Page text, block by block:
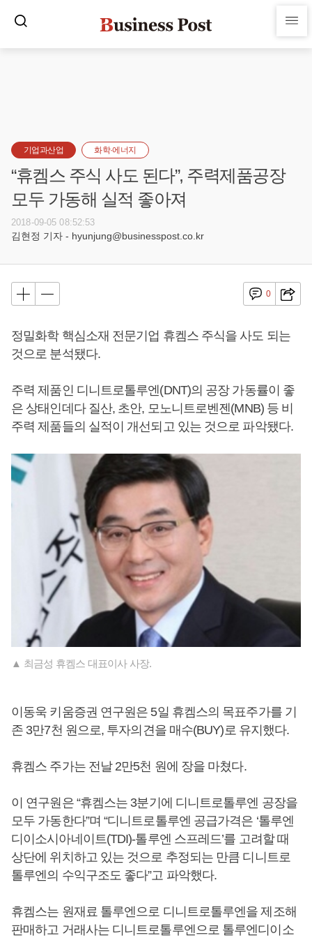
기업과산업 화학·에너지
“휴켐스 주식 사도 된다”, 주력제품공장
모두 가동해 실적 좋아져
2018-09-05 08:52:53
김현정 기자 - hyunjung@businesspost.co.kr
0
정밀화학 핵심소재 전문기업 휴켐스 주식을 사도 되는
것으로 분석됐다.
주력 제품인 디니트로톨루엔(DNT)의 공장 가동률이 좋
은 상태인데다 질산, 초안, 모노니트로벤젠(MNB) 등 비
주력 제품들의 실적이 개선되고 있는 것으로 파악됐다.
▲ 최금성 휴켐스 대표이사 사장.
이동욱 키움증권 연구원은 5일 휴켐스의 목표주가를 기
존 3만7천 원으로, 투자의견을 매수(BUY)로 유지했다.
휴켐스 주가는 전날 2만5천 원에 장을 마쳤다.
이 연구원은 “휴켐스는 3분기에 디니트로톨루엔 공장을
모두 가동한다”며 “디니트로톨루엔 공급가격은 ‘톨루엔
디이소시아네이트(TDI)-톨루엔 스프레드’를 고려할 때
상단에 위치하고 있는 것으로 추정되는 만큼 디니트로
톨루엔의 수익구조도 좋다”고 파악했다.
휴켐스는 원재료 톨루엔으로 디니트로톨루엔을 제조해
판매하고 거래사는 디니트로톨루엔으로 톨루엔디이소